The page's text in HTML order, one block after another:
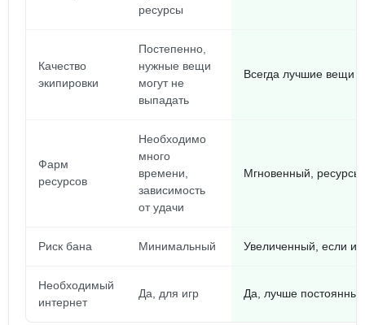
ресурсы
Качество
экипировки
Постепенно,
нужные вещи
могут не
выпадать
Всегда лучшие вещи
Фарм
ресурсов
Необходимо
много
времени,
зависимость
от удачи
Мгновенный, ресурсы
Риск бана Минимальный Увеличенный, если
Необходимый
интернет
Да, для игр Да, лучше